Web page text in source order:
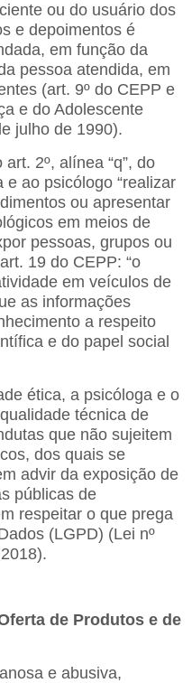
ou do usuário dos
e depoimentos é
em função da
pessoa atendida, em
(art. 9º do CEPP e
e do Adolescente
julho de 1990).
2º, alínea “q”, do
e ao psicólogo “realizar
ou apresentar
em meios de
pessoas, grupos ou
19 do CEPP: “o
em veículos de
as informações
a respeito
e do papel social
ética, a psicóloga e o
técnica de
que não sujeitem
dos quais se
advir da exposição de
públicas de
respeitar o que prega
(LGPD) (Lei nº
de Produtos e de
e abusiva,